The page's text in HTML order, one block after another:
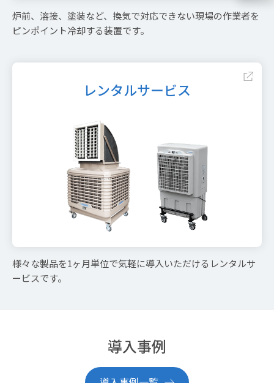
炉前、溶接、塗装など、換気で対応できない現場の作業者を
ピンポイント冷却する装置です。
レンタルサービス
様々な製品を1ヶ月単位で気軽に導入いただけるレンタルサ
ービスです。
導入事例